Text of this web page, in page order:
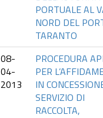
PORTUALE AL
NORD DEL
TARANTO
08-
04-
2013
PROCEDURA
PER
IN
SERVIZIO DI
RACCOLTA,